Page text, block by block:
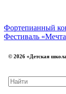
Фортепианный
Фестиваль
© 2026 «Детская